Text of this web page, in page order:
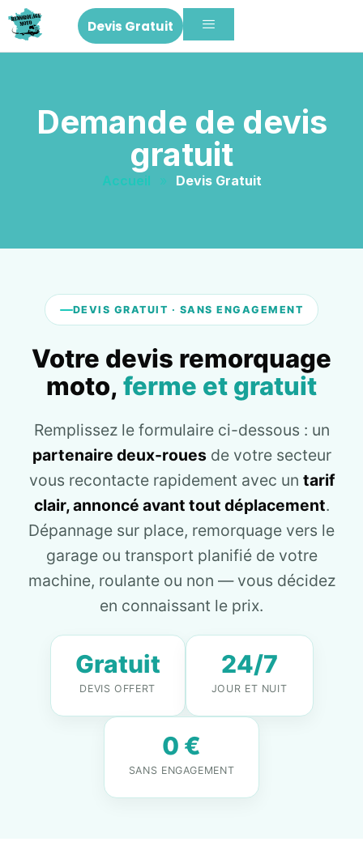
Devis Gratuit
Demande de devis
gratuit
Accueil » Devis Gratuit
DEVIS GRATUIT · SANS ENGAGEMENT
Votre devis remorquage
moto, ferme et gratuit
Remplissez le formulaire ci-dessous : un
partenaire deux-rouesde votre secteur
vous recontacte rapidement avec un tarif
clair, annoncé avant tout déplacement.
Dépannage sur place, remorquage vers le
garage ou transport planifié de votre
machine, roulante ou non — vous décidez
en connaissant le prix.
Gratuit
DEVIS OFFERT
24/7
JOUR ET NUIT
0 €
SANS ENGAGEMENT